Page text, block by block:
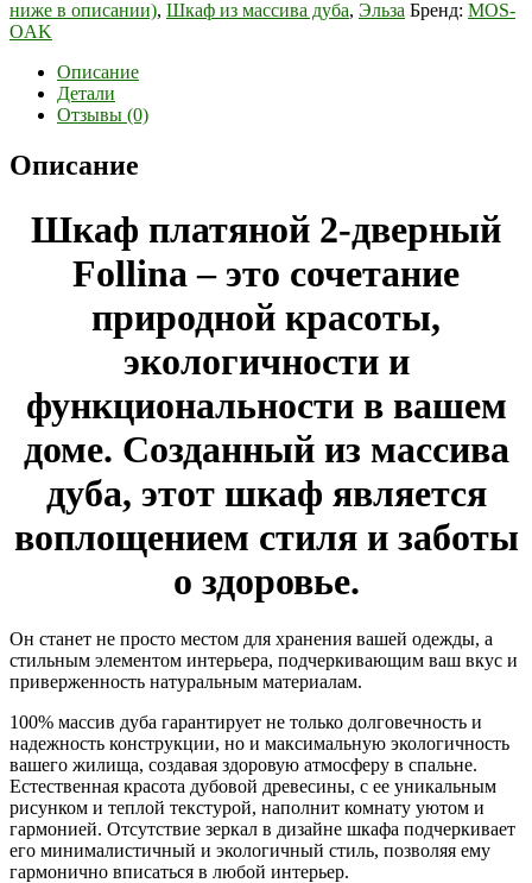
ниже в описании), Шкаф из массива дуба, Эльза Бренд: MOS-
OAK
Описание
Детали
Отзывы (0)
Описание
Шкаф платяной 2-дверный
Follina – это сочетание
природной красоты,
экологичности и
функциональности в вашем
доме. Созданный из массива
дуба, этот шкаф является
воплощением стиля и заботы
о здоровье.
Он станет не просто местом для хранения вашей одежды, а
стильным элементом интерьера, подчеркивающим ваш вкус и
приверженность натуральным материалам.
100% массив дуба гарантирует не только долговечность и
надежность конструкции, но и максимальную экологичность
вашего жилища, создавая здоровую атмосферу в спальне.
Естественная красота дубовой древесины, с ее уникальным
рисунком и теплой текстурой, наполнит комнату уютом и
гармонией. Отсутствие зеркал в дизайне шкафа подчеркивает
его минималистичный и экологичный стиль, позволяя ему
гармонично вписаться в любой интерьер.